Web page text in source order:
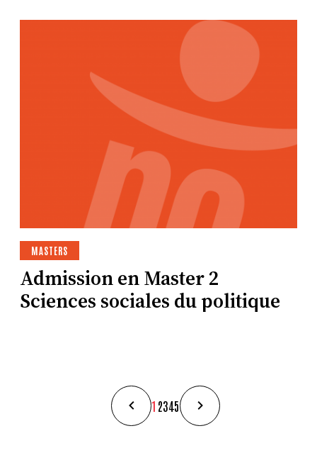
MASTERS
Admission en Master 2
Sciences sociales du politique
1 2345